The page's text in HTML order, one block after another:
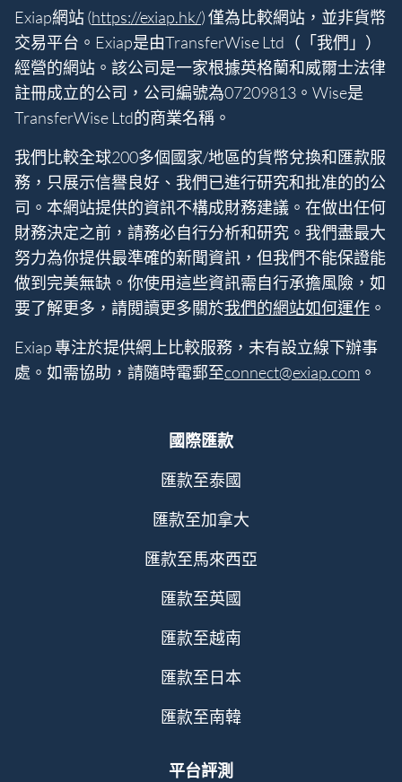
Exiap網站 (https://exiap.hk/) 僅為比較網站，並非貨幣
交易平台。Exiap是由TransferWise Ltd（「我們」）
經營的網站。該公司是一家根據英格蘭和威爾士法律
註冊成立的公司，公司編號為07209813。Wise是
TransferWise Ltd的商業名稱。
我們比較全球200多個國家/地區的貨幣兌換和匯款服
務，只展示信譽良好、我們已進行研究和批准的的公
司。本網站提供的資訊不構成財務建議。在做出任何
財務決定之前，請務必自行分析和研究。我們盡最大
努力為你提供最準確的新聞資訊，但我們不能保證能
做到完美無缺。你使用這些資訊需自行承擔風險，如
要了解更多，請閲讀更多關於我們的網站如何運作 。
Exiap 專注於提供網上比較服務，未有設立線下辦事
處。如需協助，請隨時電郵至connect@exiap.com 。
國際匯款
匯款至泰國
匯款至加拿大
匯款至馬來西亞
匯款至英國
匯款至越南
匯款至日本
匯款至南韓
平台評測